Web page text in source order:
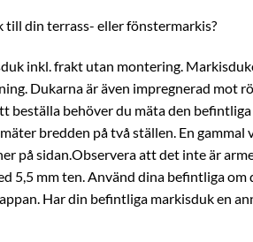
till din terrass- eller fönstermarkis?
inkl. frakt utan montering.
Dukarna är även impregnerad mot
beställa behöver du mäta den
bredden på två ställen. En
på sidan.Observera att det inte är
5,5 mm ten. Använd dina befintliga
Har din befintliga markisduk en